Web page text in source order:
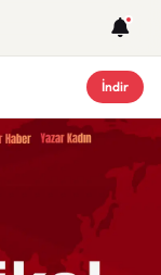
İndir